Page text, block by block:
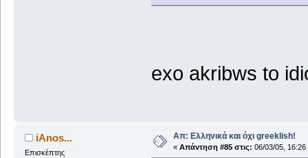
exo akribws to
iAnos...
Επισκέπτης
Απ: Ελληνικά και όχι greeklish!
« Απάντηση #85 στις: 06/03/05, 16:26